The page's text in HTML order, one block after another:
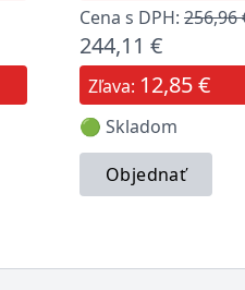
Cena s DPH: 256,96
244,11 €
Zľava: 12,85 €
🟢 Skladom
Objednať